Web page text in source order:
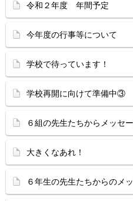
令和２年度 年間予定
今年度の行事等について
学校で待っています！
学校再開に向けて準備中③
６組の先生たちからメッセ
大きくなあれ！
６年生の先生たちからのメ